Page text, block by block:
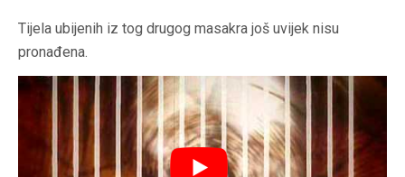
Tijela ubijenih iz tog drugog masakra još uvijek nisu
pronađena.